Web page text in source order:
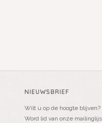
NIEUWSBRIEF
Wilt u op de hoogte blijven?
Word lid van onze